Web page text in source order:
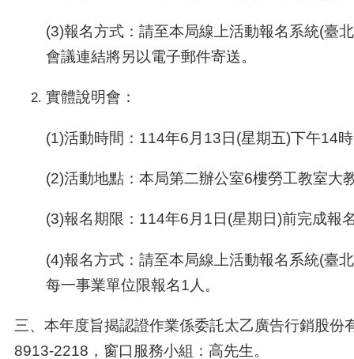
(3)報名方式：請至本局線上活動報名系統(臺
會議連結將另以電子郵件寄送。
實體說明會：
(1)活動時間：114年6月13日(星期五)下午14
(2)活動地點：本局第二辦公室6樓勞工教室大
(3)報名期限：114年6月1日(星期日)前完成報
(4)報名方式：請至本局線上活動報名系統(臺
每一事業單位限報名1人。
三、本年度旨揭認證作業係委託太乙廣告行銷股
8913-2218，窗口服務小組：高先生。